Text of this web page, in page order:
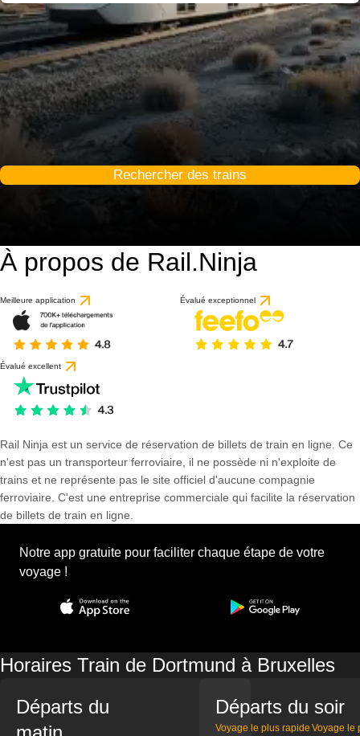
Rechercher des trains
À propos de Rail.Ninja
Meilleure application Évalué exceptionnel
Évalué excellent
Rail Ninja est un service de réservation de billets de train en ligne. Ce
n'est pas un transporteur ferroviaire, il ne possède ni n'exploite de
trains et ne représente pas le site officiel d'aucune compagnie
ferroviaire. C'est une entreprise commerciale qui facilite la réservation
de billets de train en ligne.
Notre app gratuite pour faciliter chaque étape de votre
voyage !
Horaires Train de Dortmund à Bruxelles
Départs du
Départs du soir
Voyage le plus rapide Voyage le